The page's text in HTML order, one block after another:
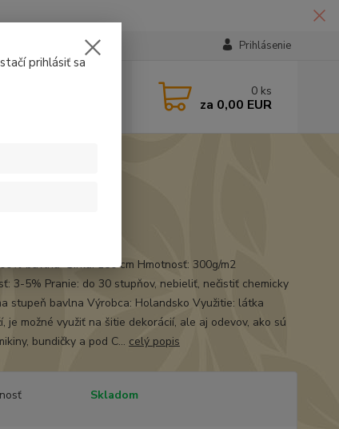
Prihlásenie
0 ks
za 0,00 EUR
bavlna Šírka: 150 cm Hmotnosť: 300g/m2
3-5% Pranie: do 30 stupňov, nebieliť, nečistiť chemicky
stupeň bavlna Výrobca: Holandsko Využitie: látka
je možné využiť na šitie dekorácií, ale aj odevov, ako sú
bundičky a pod C... celý popis
Skladom
prihlásiť sa